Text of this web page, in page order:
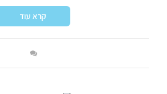
קרא עוד